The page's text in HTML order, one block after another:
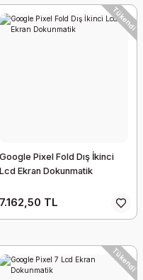
Tükendi
Google Pixel Fold Dış İkinci
Lcd Ekran Dokunmatik
7.162,50 TL
Tükendi